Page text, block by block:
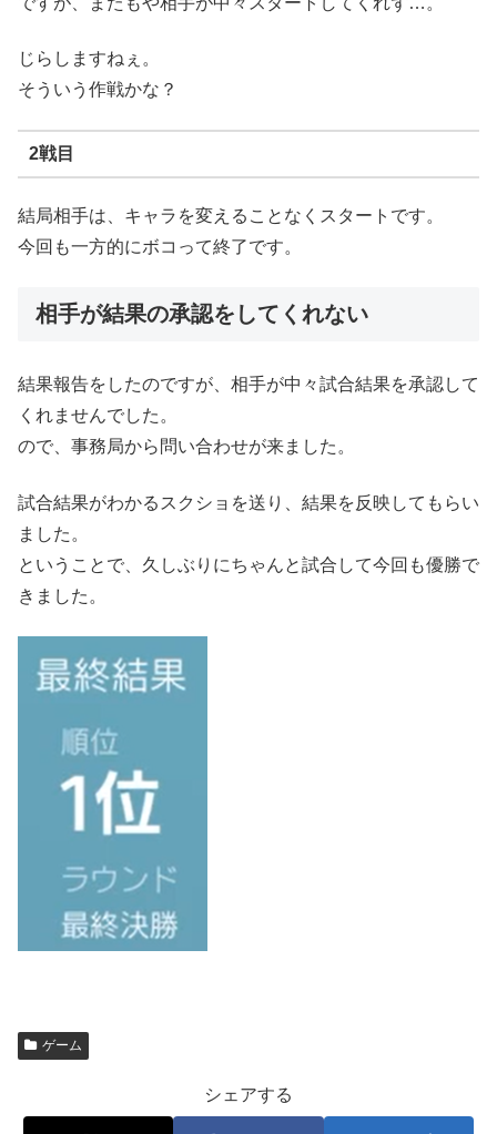
じらしますねぇ。
そういう作戦かな？
2戦目
結局相手は、キャラを変えることなくスタートです。
今回も一方的にボコって終了です。
相手が結果の承認をしてくれない
結果報告をしたのですが、相手が中々試合結果を承認して
くれませんでした。
ので、事務局から問い合わせが来ました。
試合結果がわかるスクショを送り、結果を反映してもらい
ました。
ということで、久しぶりにちゃんと試合して今回も優勝で
きました。
ゲーム
シェアする